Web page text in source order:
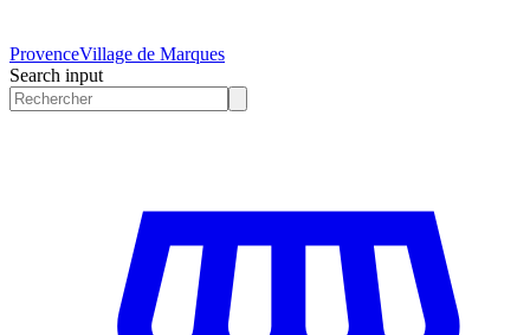
ProvenceVillage de Marques
Search input